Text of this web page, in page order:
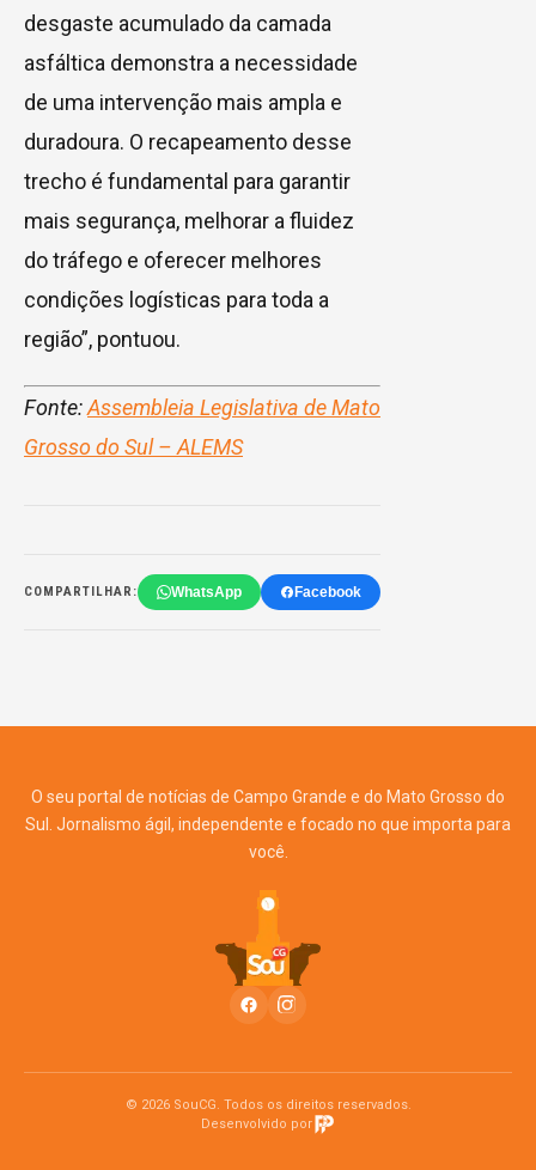
desgaste acumulado da camada
asfáltica demonstra a necessidade
de uma intervenção mais ampla e
duradoura. O recapeamento desse
trecho é fundamental para garantir
mais segurança, melhorar a fluidez
do tráfego e oferecer melhores
condições logísticas para toda a
região”, pontuou.
Fonte:Assembleia Legislativa de Mato
Grosso do Sul – ALEMS
COMPARTILHAR: WhatsApp Facebook
O seu portal de notícias de Campo Grande e do Mato Grosso do
Sul. Jornalismo ágil, independente e focado no que importa para
você.
© 2026 SouCG. Todos os direitos reservados.
Desenvolvido por